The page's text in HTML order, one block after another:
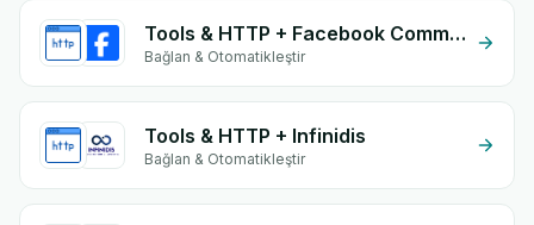
Tools & HTTP + Facebook Commerce
Bağlan & Otomatikleştir
Tools & HTTP + Infinidis
Bağlan & Otomatikleştir